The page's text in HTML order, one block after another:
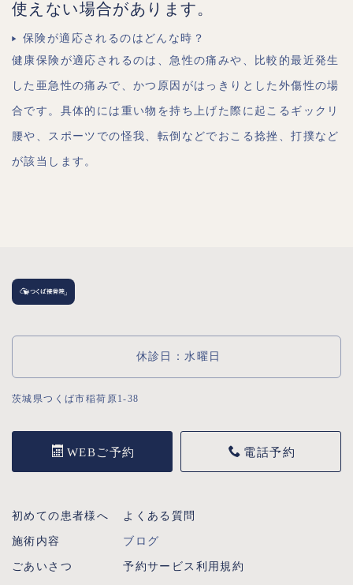
使えない場合があります。
保険が適応されるのはどんな時？
健康保険が適応されるのは、急性の痛みや、比較的最近発生
した亜急性の痛みで、かつ原因がはっきりとした外傷性の場
合です。具体的には重い物を持ち上げた際に起こるギックリ
腰や、スポーツでの怪我、転倒などでおこる捻挫、打撲など
が該当します。
休診日：水曜日
茨城県つくば市稲荷原1-38
WEBご予約 電話予約
初めての患者様へ
施術内容
ごあいさつ
よくある質問
ブログ
予約サービス利用規約